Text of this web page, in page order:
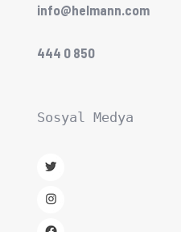
info@helmann.com
444 0 850
Sosyal Medya